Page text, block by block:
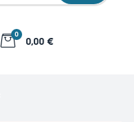
0
0,00 €